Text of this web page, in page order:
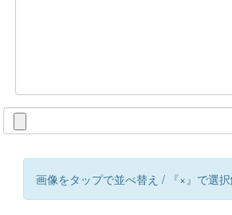
画像をタップで並べ替え / 『×』で選